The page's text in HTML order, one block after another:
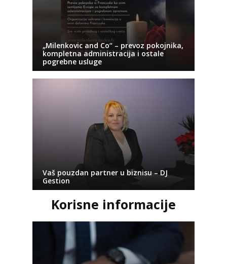
„Milenkovic and Co“ – prevoz pokojnika,
kompletna administracija i ostale
pogrebne usluge
Vaš pouzdan partner u biznisu – DJ
Gestion
Korisne informacije